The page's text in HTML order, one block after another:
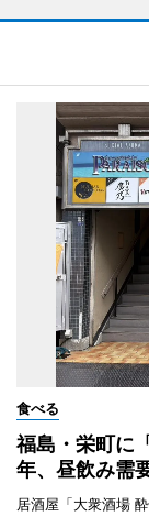
食べる
福島・栄町に
年、昼飲み需
居酒屋「大衆酒場